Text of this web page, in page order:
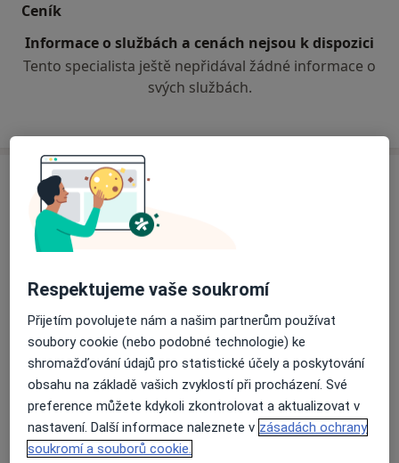
Ceník
Informace o službách a cenách nejsou k dispozici
Tento specialista ještě nepřidával žádné informace o
svých službách.
Adresa
Odborný lékař kožní
Zakladatelská 22/975,
Přiblížit mapu
Dostupnost
Na této adrese online kalendář není aktivní
Co mám v takové situaci udělat?
Způsoby platby (soukromé návštěvy)
Na teto adrese lékař přijímá pacienty na pojišťovnu
Respektujeme vaše soukromí
Přijetím povolujete nám a našim partnerům používat
soubory cookie (nebo podobné technologie) ke
shromažďování údajů pro statistické účely a poskytování
obsahu na základě vašich zvyklostí při procházení. Své
preference můžete kdykoli zkontrolovat a aktualizovat v
nastavení. Další informace naleznete v zásadách ochrany
soukromí a souborů cookie.